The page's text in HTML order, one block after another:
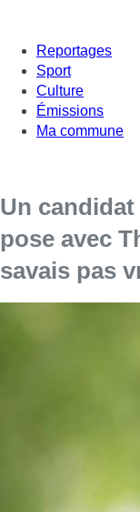
Reportages
Sport
Culture
Émissions
Ma commune
Un
pose avec
savais pas